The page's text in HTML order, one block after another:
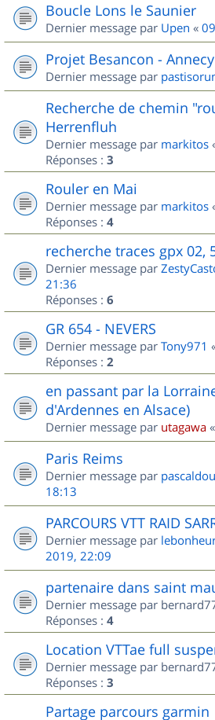
Boucle Lons le Saunier
Dernier message par Upen «
Projet Besancon -
Dernier message par
Recherche de chemin
Herrenfluh
Dernier message par markitos
Réponses : 3
Rouler en Mai
Dernier message par markitos
Réponses : 4
recherche traces gpx 02,
Dernier message par
21:36
Réponses : 6
GR 654 - NEVERS
Dernier message par Tony971
Réponses : 2
en passant par la
d'Ardennes en Alsace)
Dernier message par utagawa «
Paris Reims
Dernier message par
18:13
PARCOURS VTT RAID
Dernier message par
2019, 22:09
partenaire dans saint
Dernier message par
Réponses : 4
Location VTTae full
Dernier message par
Réponses : 3
Partage parcours garmin